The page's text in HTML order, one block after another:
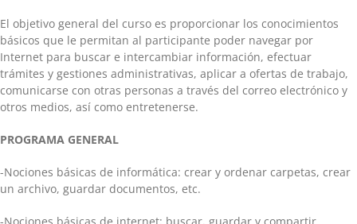
El objetivo general del curso es proporcionar los conocimientos
básicos que le permitan al participante poder navegar por
Internet para buscar e intercambiar información, efectuar
trámites y gestiones administrativas, aplicar a ofertas de trabajo,
comunicarse con otras personas a través del correo electrónico y
otros medios, así como entretenerse.
PROGRAMA GENERAL
-Nociones básicas de informática: crear y ordenar carpetas, crear
un archivo, guardar documentos, etc.